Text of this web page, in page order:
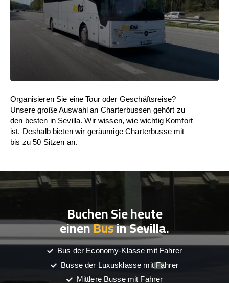
Organisieren Sie eine Tour oder Geschäftsreise?
Unsere große Auswahl an Charterbussen gehört zu
den besten in Sevilla. Wir wissen, wie wichtig Komfort
ist. Deshalb bieten wir geräumige Charterbusse mit
bis zu 50 Sitzen an.
Buchen Sie heute
einenBusin Sevilla.
Bus der Economy-Klasse mit Fahrer
Busse der Luxusklasse mit Fahrer
Mittlere Busse mit Fahrer